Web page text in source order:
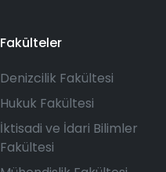
Fakülteler
Denizcilik Fakültesi
Hukuk Fakültesi
İktisadi ve İdari Bilimler
Fakültesi